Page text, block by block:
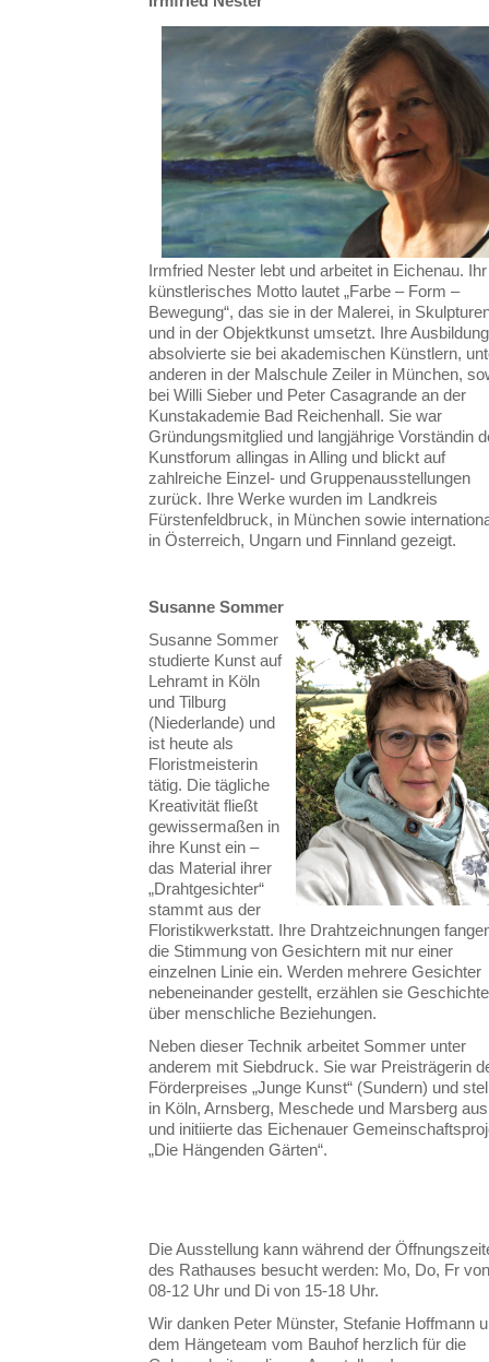
Irmfried Nester lebt und arbeitet in Eichenau. Ihr
künstlerisches Motto lautet „Farbe – Form –
Bewegung“, das sie in der Malerei, in
und in der Objektkunst umsetzt. Ihre Ausbildung
absolvierte sie bei akademischen Künstlern,
anderen in der Malschule Zeiler in München,
bei Willi Sieber und Peter Casagrande an der
Kunstakademie Bad Reichenhall. Sie war
Gründungsmitglied und langjährige Vorständin
Kunstforum allingas in Alling und blickt auf
zahlreiche Einzel- und Gruppenausstellungen
zurück. Ihre Werke wurden im Landkreis
Fürstenfeldbruck, in München sowie
in Österreich, Ungarn und Finnland gezeigt.
Susanne Sommer
Susanne Sommer
studierte Kunst auf
Lehramt in Köln
und Tilburg
(Niederlande) und
ist heute als
Floristmeisterin
tätig. Die tägliche
Kreativität fließt
gewissermaßen in
ihre Kunst ein –
das Material ihrer
„Drahtgesichter“
stammt aus der
Floristikwerkstatt. Ihre Drahtzeichnungen
die Stimmung von Gesichtern mit nur einer
einzelnen Linie ein. Werden mehrere Gesichter
nebeneinander gestellt, erzählen sie
über menschliche Beziehungen.
Neben dieser Technik arbeitet Sommer unter
anderem mit Siebdruck. Sie war Preisträgerin
Förderpreises „Junge Kunst“ (Sundern) und
in Köln, Arnsberg, Meschede und Marsberg aus
und initiierte das Eichenauer
„Die Hängenden Gärten“.
Die Ausstellung kann während der
des Rathauses besucht werden: Mo, Do, Fr von
08-12 Uhr und Di von 15-18 Uhr.
Wir danken Peter Münster, Stefanie Hoffmann
dem Hängeteam vom Bauhof herzlich für die